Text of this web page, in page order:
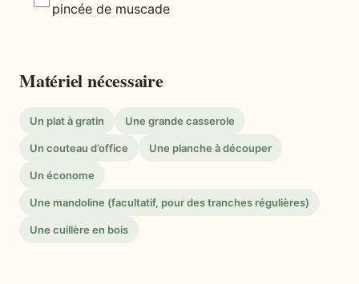
pincée de muscade
Matériel nécessaire
Un plat à gratin Une grande casserole
Un couteau d’office Une planche à découper
Un économe
Une mandoline (facultatif, pour des tranches régulières)
Une cuillère en bois